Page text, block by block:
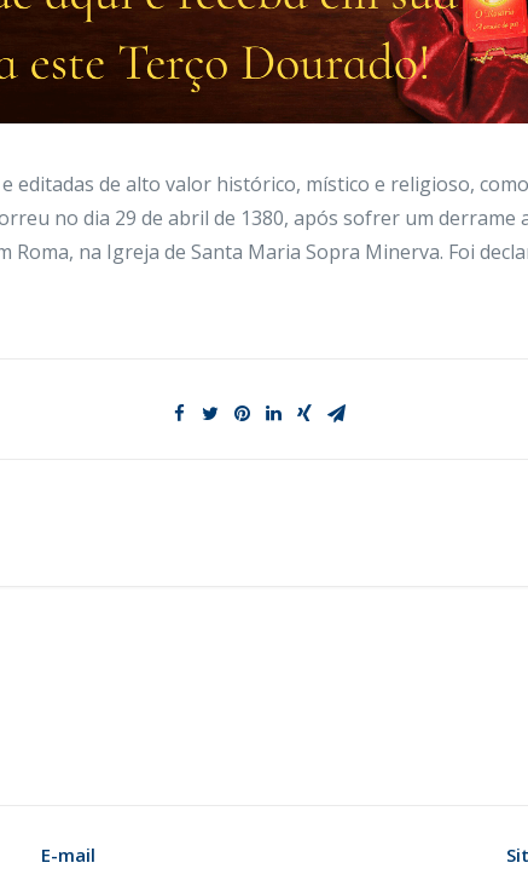
editadas de alto valor histórico, místico e religioso,
no dia 29 de abril de 1380, após sofrer um derrame
Roma, na Igreja de Santa Maria Sopra Minerva. Foi
E-mail